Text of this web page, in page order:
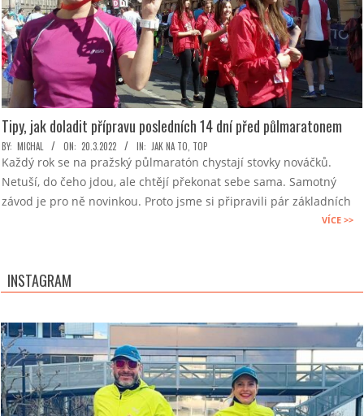
Tipy, jak doladit přípravu posledních 14 dní před půlmaratonem
2022-
03-
20
BY: MICHAL ON: 20.3.2022 IN: JAK NA TO TOP
Každý rok se na pražský půlmaratón chystají stovky nováčků.
Netuší, do čeho jdou, ale chtějí překonat sebe sama. Samotný
závod je pro ně novinkou. Proto jsme si připravili pár základních
VÍCE >>
INSTAGRAM